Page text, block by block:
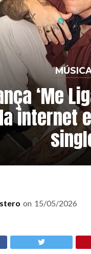
‘Me
internet
on 15/05/2026